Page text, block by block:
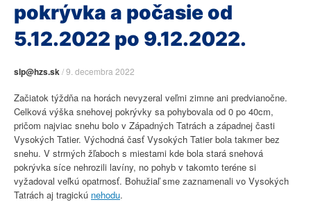
pokrývka a počasie od
5.12.2022 po 9.12.2022.
slp@hzs.sk/9. decembra 2022
Začiatok týždňa na horách nevyzeral veľmi zimne ani predvianočne.
Celková výška snehovej pokrývky sa pohybovala od 0 po 40cm,
pričom najviac snehu bolo v Západných Tatrách a západnej časti
Vysokých Tatier. Východná časť Vysokých Tatier bola takmer bez
snehu. V strmých žľaboch s miestami kde bola stará snehová
pokrývka síce nehrozili lavíny, no pohyb v takomto teréne si
vyžadoval veľkú opatrnosť. Bohužiaľ sme zaznamenali vo Vysokých
Tatrách aj tragickú nehodu.